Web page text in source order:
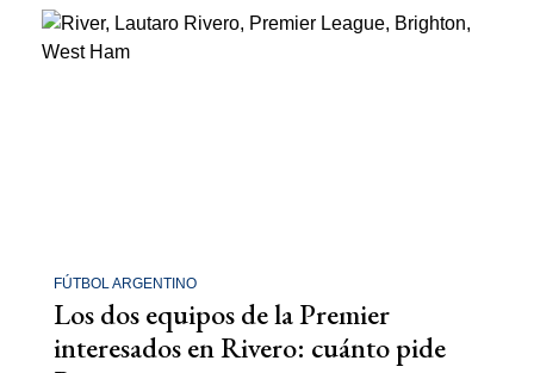
FÚTBOL ARGENTINO
Los dos equipos de la Premier
interesados en Rivero: cuánto pide